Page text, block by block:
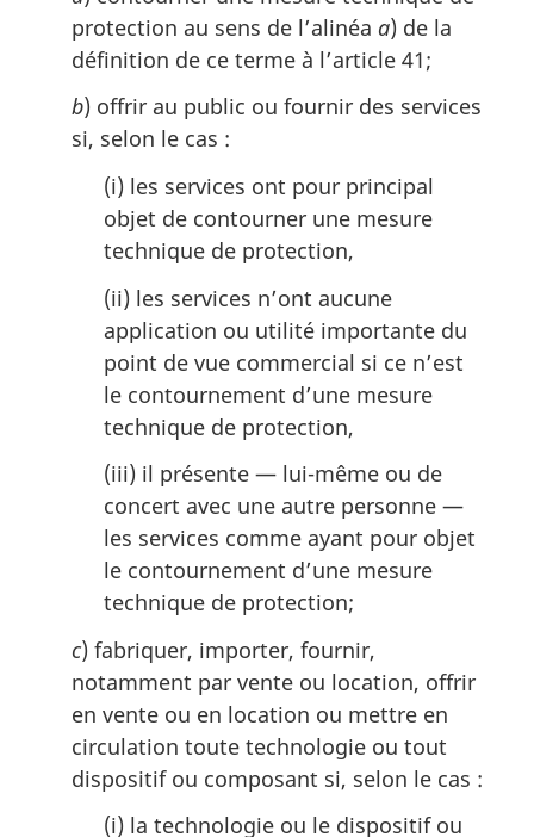
protection au sens de l’alinéa a) de la
définition de ce terme à l’article 41;
b) offrir au public ou fournir des services
si, selon le cas :
(i) les services ont pour principal
objet de contourner une mesure
technique de protection,
(ii) les services n’ont aucune
application ou utilité importante du
point de vue commercial si ce n’est
le contournement d’une mesure
technique de protection,
(iii) il présente — lui-même ou de
concert avec une autre personne —
les services comme ayant pour objet
le contournement d’une mesure
technique de protection;
c) fabriquer, importer, fournir,
notamment par vente ou location, offrir
en vente ou en location ou mettre en
circulation toute technologie ou tout
dispositif ou composant si, selon le cas :
(i) la technologie ou le dispositif ou